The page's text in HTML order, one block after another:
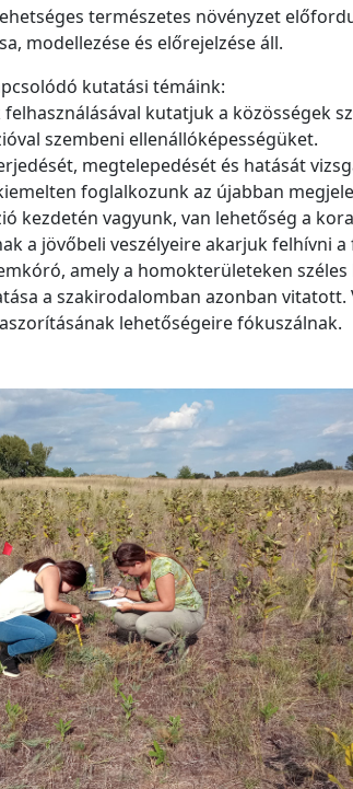
természetes növényzet
modellezése és előrejelzése áll.
kutatási témáink:
kutatjuk a közösségek
szembeni ellenállóképességüket.
megtelepedését és hatását
foglalkozunk az újabban
kezdetén vagyunk, van lehetőség a
a jövőbeli veszélyeire akarjuk felhívni
amely a homokterületeken
a szakirodalomban azonban vitatott.
lehetőségeire fókuszálnak.